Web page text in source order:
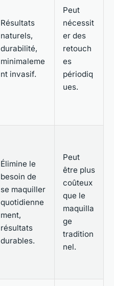
Résultats
naturels,
durabilité,
minimaleme
nt invasif.
Peut
nécessit
er des
retouch
es
périodiq
ues.
Élimine le
besoin de
se maquiller
quotidienne
ment,
résultats
durables.
Peut
être plus
coûteux
que le
maquilla
ge
tradition
nel.